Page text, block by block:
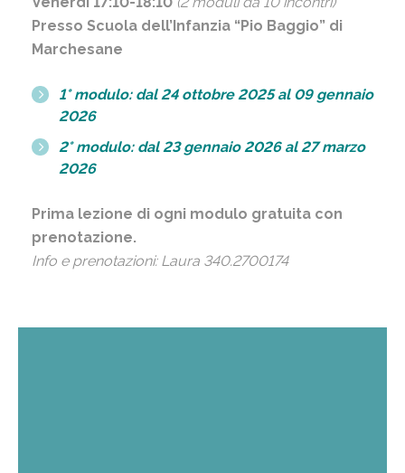
Presso Scuola dell’Infanzia “Pio Baggio” di
Marchesane
1° modulo: dal 24 ottobre 2025 al 09 gennaio
2026
2° modulo: dal 23 gennaio 2026 al 27 marzo
2026
Prima lezione di ogni modulo gratuita con
prenotazione.
Info e prenotazioni: Laura 340.2700174